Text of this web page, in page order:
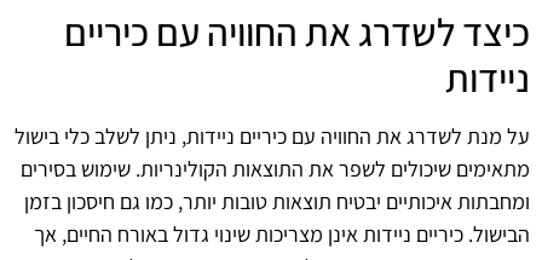
כיצד לשדרג את החוויה עם כיריים
ניידות
על מנת לשדרג את החוויה עם כיריים ניידות, ניתן לשלב כלי בישול
מתאימים שיכולים לשפר את התוצאות הקולינריות. שימוש בסירים
ומחבתות איכותיים יבטיח תוצאות טובות יותר, כמו גם חיסכון בזמן
הבישול. כיריים ניידות אינן מצריכות שינוי גדול באורח החיים, אך